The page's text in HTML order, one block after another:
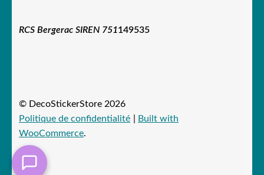
RCS Bergerac SIREN 751149535
© DecoStickerStore 2026
Politique de confidentialité
Built with
WooCommerce.